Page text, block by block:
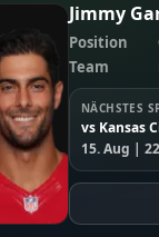
Jimmy
Position
Team
NÄCHSTES
vs Kansas
15. Aug |